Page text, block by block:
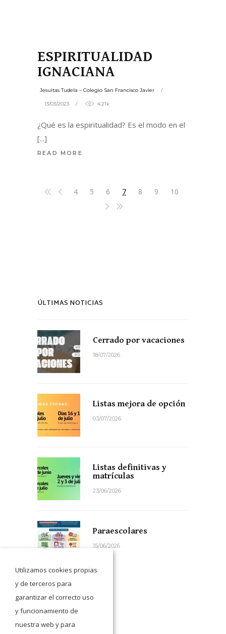
ESPIRITUALIDAD
IGNACIANA
Jesuitas Tudela – Colegio San Francisco Javier
13/03/2023 4.21k
¿Qué es la espiritualidad? Es el modo en el
READ MORE
4 5 6 7 8 9 10
ÚLTIMAS NOTICIAS
Cerrado por vacaciones
18/07/2026
Listas mejora de opción
03/07/2026
Listas definitivas y
matrículas
23/06/2026
Paraescolares
15/06/2026
Utilizamos cookies propias
y de terceros para
garantizar el correcto uso
y funcionamiento de
nuestra web y para